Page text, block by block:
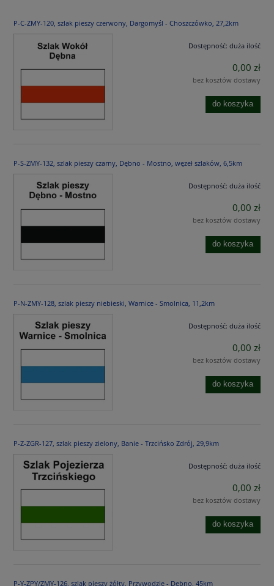
P-C-ZMY-120, szlak pieszy czerwony, Dargomyśl - Choszczówko, 27,2km
Dostępność: duża ilość
0,00 zł
bez kosztów dostawy
do koszyka
P-S-ZMY-132, szlak pieszy czarny, Dębno - Mostno, węzeł szlaków, 6,5km
Dostępność: duża ilość
0,00 zł
bez kosztów dostawy
do koszyka
P-N-ZMY-128, szlak pieszy niebieski, Warnice - Smolnica, 11,2km
Dostępność: duża ilość
0,00 zł
bez kosztów dostawy
do koszyka
P-Z-ZGR-127, szlak pieszy zielony, Banie - Trzcińsko Zdrój, 29,9km
Dostępność: duża ilość
0,00 zł
bez kosztów dostawy
do koszyka
P-Y-ZPY/ZMY-126, szlak pieszy żółty, Przywodzie - Dębno, 45km